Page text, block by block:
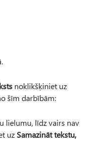
noklikšķiniet uz
šīm darbībām:
lielumu, līdz vairs nav
uz Samazināt tekstu,